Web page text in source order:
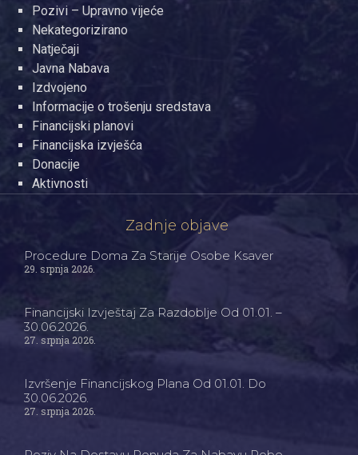
Pozivi – Upravno vijeće
Nekategorizirano
Natječaji
Javna Nabava
Izdvojeno
Informacije o trošenju sredstava
Financijski planovi
Financijska izvješća
Donacije
Aktivnosti
Zadnje objave
Procedure Doma Za Starije Osobe Ksaver
29. srpnja 2026.
Financijski Izvještaj Za Razdoblje Od 01.01. –
30.06.2026.
27. srpnja 2026.
Izvršenje Financijskog Plana Od 01.01. Do
30.06.2026.
27. srpnja 2026.